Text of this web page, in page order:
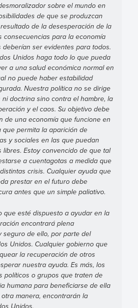
sobre el mundo en
de que se produzcan
de la desesperación de la
consecuencias para la economía
deberían ser evidentes para todos.
Unidos haga todo lo que pueda
a una salud económica normal en
no puede haber estabilidad
Nuestra política no se dirige
doctrina sino contra el hambre, la
y el caos. Su objetivo debe
de una economía que funcione en
que permita la aparición de
y sociales en las que puedan
libres. Estoy convencido de que tal
a cuentagotas a medida que
crisis. Cualquier ayuda que
prestar en el futuro debe
antes que un simple paliativo.
que esté dispuesto a ayudar en la
encontrará plena
seguro de ello, por parte del
Unidos. Cualquier gobierno que
la recuperación de otros
nuestra ayuda. Es más, los
políticos o grupos que traten de
humana para beneficiarse de ella
manera, encontrarán la